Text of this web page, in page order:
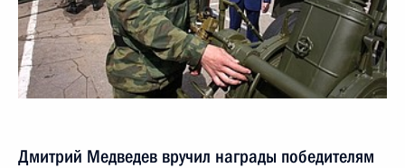
Дмитрий Медведев вручил награды победителям